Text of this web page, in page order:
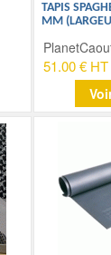
TAPIS
MM
51.00 € HT